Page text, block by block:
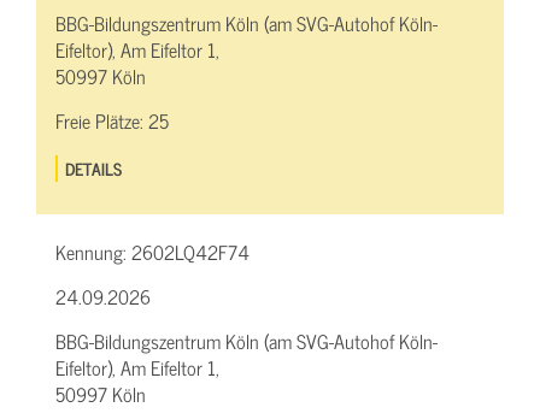
BBG-Bildungszentrum Köln (am SVG-Autohof Köln-
Eifeltor), Am Eifeltor 1,
50997 Köln
Freie Plätze:25
DETAILS
Kennung:2602LQ42F74
24.09.2026
BBG-Bildungszentrum Köln (am SVG-Autohof Köln-
Eifeltor), Am Eifeltor 1,
50997 Köln